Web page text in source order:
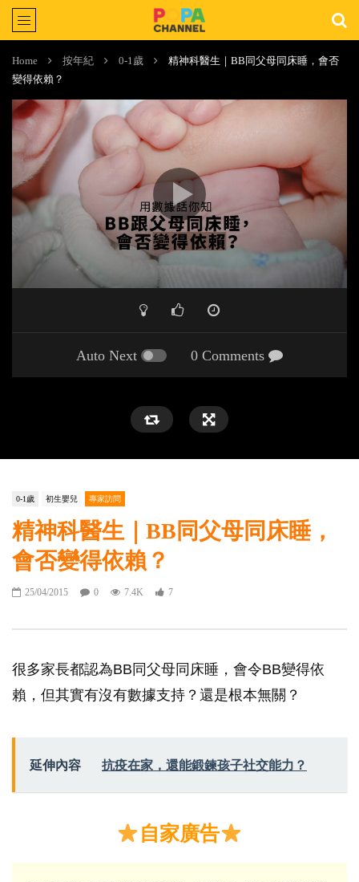
Home 按年紀 0-1歲
精神科醫生｜BB同父母同床睡，會否
變得依賴？
Auto Next 0 Comments
0-1歲 初生嬰兒 專家訪問
精神科醫生｜BB同父母同床睡，
會否變得依賴？
25/04/2015 0 7.4K 7
很多家長都認為BB同父母同床睡，會令BB變得依
賴，但其實有沒有數據支持？還是根本無關？
延伸內容 抗疫在家，還能鍛鍊孩子社交能力？
自家廣告